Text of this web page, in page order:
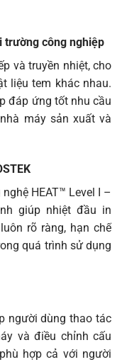
trường công nghiệp
và truyền nhiệt, cho
liệu tem khác nhau.
đáp ứng tốt nhu cầu
máy sản xuất và
HEAT™ Level I –
giúp nhiệt đầu in
rõ ràng, hạn chế
quá trình sử dụng
người dùng thao tác
và điều chỉnh cấu
hợp cả với người